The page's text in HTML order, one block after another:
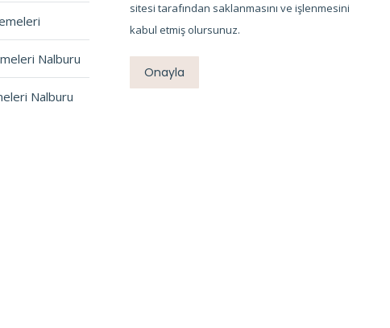
Nalburu
Nalburu
sitesi tarafından saklanmasını ve işlenmesini
kabul etmiş olursunuz.
Onayla